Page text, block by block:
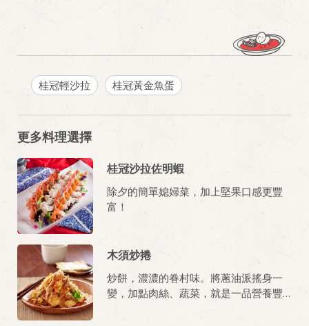
桂冠輕沙拉 桂冠黃金魚蛋
更多料理選擇
桂冠沙拉佐明蝦
除夕的簡單媳婦菜，加上堅果口感更豐
富！
木須炒捲
炒餅，濃濃的眷村味。將蔥油派搖身一
變，加點肉絲、蔬菜，就是一品營養豐